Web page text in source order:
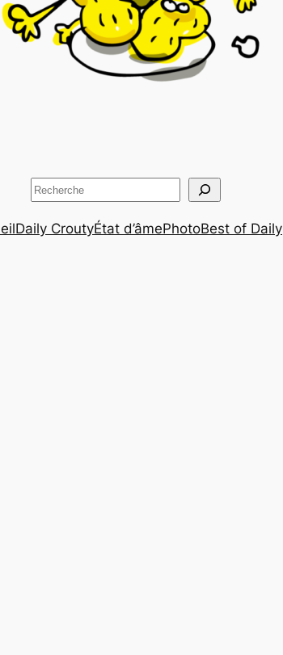
Rechercher
Daily CroutyÉtat d’âmePhotoBest of Daily